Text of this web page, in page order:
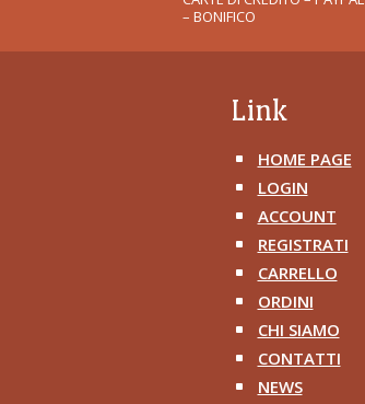
– BONIFICO
Link
^ HOME PAGE
^ LOGIN
^ ACCOUNT
^ REGISTRATI
^ CARRELLO
^ ORDINI
^ CHI SIAMO
^ CONTATTI
^
NEWS